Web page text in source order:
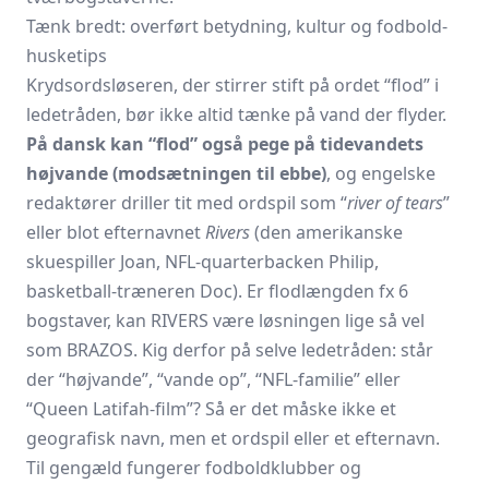
Tænk bredt: overført betydning, kultur og fodbold-
husketips
Krydsordsløseren, der stirrer stift på ordet “flod” i
ledetråden, bør ikke altid tænke på vand der flyder.
På dansk kan “flod” også pege på tidevandets
højvande (modsætningen til ebbe), og engelske
redaktører driller tit med ordspil som “river of tears”
eller blot efternavnetRivers(den amerikanske
skuespiller Joan, NFL-quarterbacken Philip,
basketball-træneren Doc). Er flodlængden fx 6
bogstaver, kan RIVERS være løsningen lige så vel
som BRAZOS. Kig derfor på selve ledetråden: står
der “højvande”, “vande op”, “NFL-familie” eller
“Queen Latifah-film”? Så er det måske ikke et
geografisk navn, men et ordspil eller et efternavn.
Til gengæld fungerer fodboldklubber og